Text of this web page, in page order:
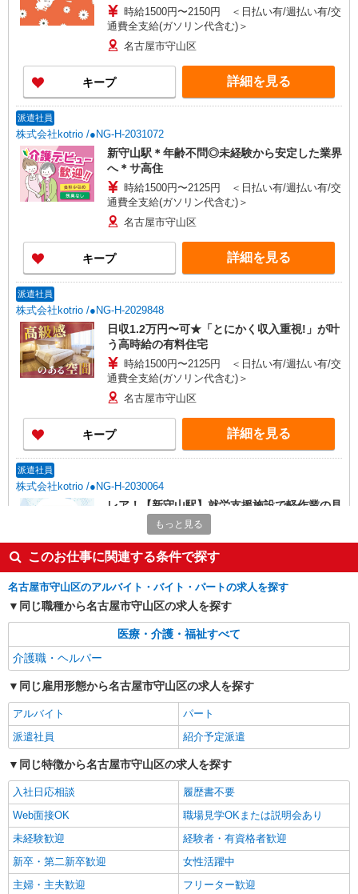
時給1500円〜2150円 ＜日払い有/週払い有/交
通費全支給(ガソリン代含む)＞
名古屋市守山区
キープ 詳細を見る
派遣社員
株式会社kotrio /●NG-H-2031072
新守山駅＊年齢不問◎未経験から安定した業界
へ＊サ高住
時給1500円〜2125円 ＜日払い有/週払い有/交
通費全支給(ガソリン代含む)＞
名古屋市守山区
キープ 詳細を見る
派遣社員
株式会社kotrio /●NG-H-2029848
日収1.2万円〜可★「とにかく収入重視!」が叶
う高時給の有料住宅
時給1500円〜2125円 ＜日払い有/週払い有/交
通費全支給(ガソリン代含む)＞
名古屋市守山区
キープ 詳細を見る
派遣社員
株式会社kotrio /●NG-H-2030064
レア！【新守山駅】就労支援施設で軽作業の見
守りなど＊未経験OK
時給1400円〜 ＜日払い有/週払い有/交通費全
支給(ガソリン代含む)＞
名古屋市守山区
キープ 詳細を見る
派遣社員
株式会社ブレイブ（マイナビグループ）/MD23
介護スタッフ ◆デイサービス、サービス付き
高齢者向け住宅、グループホームなど様々な勤
務先から選べます。
未経験：時給1400〜1600円（資格・経験によ
る） 経験者：時給1600〜1800円（資格・経験によ
日）＝31万6800円 ◆昇給あり ◆支払い方法 ※日
払い/週払い/月払い対応も可能です。詳しくは面談
時にご相談ください。 ◆交通費：別途全額支給 ※
当社規定あり
愛知県名古屋市守山区 【最寄駅】 ◆名鉄瀬戸
線「大森・金城学院前駅」 ◆名鉄瀬戸線「小幡
駅」 ◆名鉄瀬戸線「喜多山駅」 ★その他、近隣に
多数勤務地あります！
キープ 詳細を見る
派遣社員
株式会社kotrio /●NG-H-1992454
新守山駅≫高収入！シニア向け高級マンション
職員募集＊.・：゜
もっと見る
このお仕事に関連する条件で探す
名古屋市守山区のアルバイト・バイト・パートの求人を探す
同じ職種から名古屋市守山区の求人を探す
医療・介護・福祉すべて
介護職・ヘルパー
同じ雇用形態から名古屋市守山区の求人を探す
アルバイト
パート
派遣社員
紹介予定派遣
同じ特徴から名古屋市守山区の求人を探す
入社日応相談
履歴書不要
Web面接OK
職場見学OKまたは説明会あり
未経験歓迎
経験者・有資格者歓迎
新卒・第二新卒歓迎
女性活躍中
主婦・主夫歓迎
フリーター歓迎